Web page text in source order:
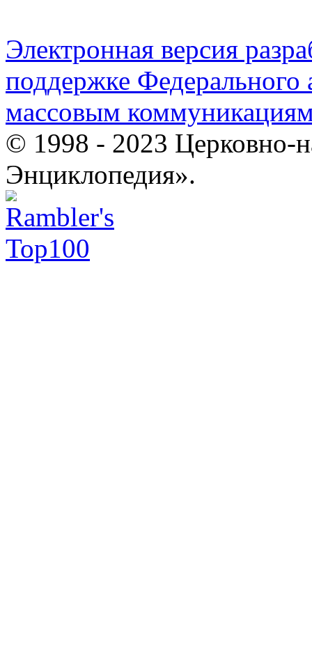
Электронная версия
поддержке Федерального
массовым
© 1998 - 2023 Церковно-
Энциклопедия».